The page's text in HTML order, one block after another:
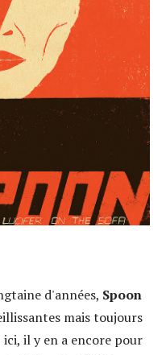
d'années, Spoon
mais toujours
ici, il y en a encore pour